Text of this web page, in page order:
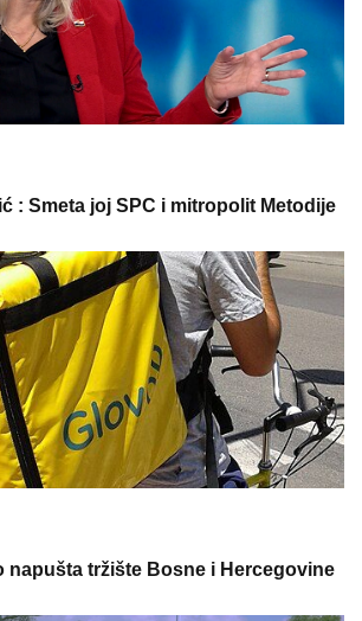
: Smeta joj SPC i mitropolit Metodije
napušta tržište Bosne i Hercegovine